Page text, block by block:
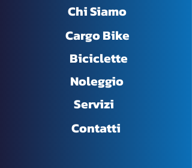
Chi Siamo
Cargo Bike
Biciclette
Noleggio
Servizi
Contatti